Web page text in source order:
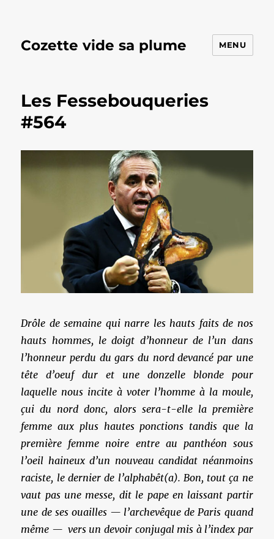
Cozette vide sa plume MENU
Les Fessebouqueries
#564
Drôle de semaine qui narre les hauts faits de nos
hauts hommes, le doigt d’honneur de l’un dans
l’honneur perdu du gars du nord devancé par une
tête d’oeuf dur et une donzelle blonde pour
laquelle nous incite à voter l’homme à la moule,
çui du nord donc, alors sera-t-elle la première
femme aux plus hautes ponctions tandis que la
première femme noire entre au panthéon sous
l’oeil haineux d’un nouveau candidat néanmoins
raciste, le dernier de l’alphabêt(a). Bon, tout ça ne
vaut pas une messe, dit le pape en laissant partir
une de ses ouailles — l’archevêque de Paris quand
même — vers un devoir conjugal mis à l’index par